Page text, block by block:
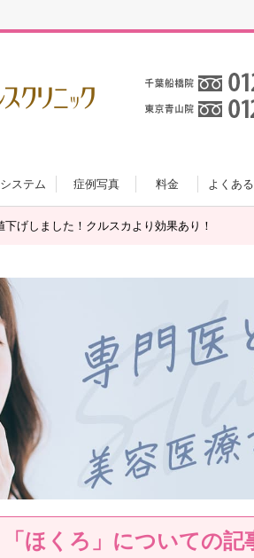
ステム 症例写真 料金 よくあ
げしました！クルスカより効果あり！
「ほくろ」についての記